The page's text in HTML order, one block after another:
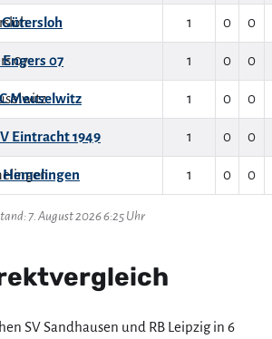
Gütersloh 1 0 0
Engers 07 1 0 0
Meuselwitz 1 0 0
Eintracht 1949 1 0 0
Hemelingen 1 0 0
7. August 2026 6:25 Uhr
SV Sandhausen und RB Leipzig in 6